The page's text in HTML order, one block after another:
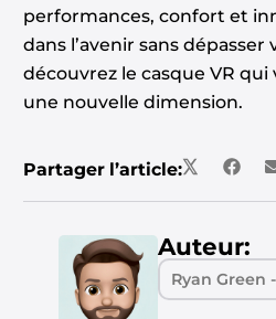
performances, confort et
dans l’avenir sans
découvrez le casque VR
une nouvelle dimension.
Partager l’article:
Auteur:
Ryan Green -